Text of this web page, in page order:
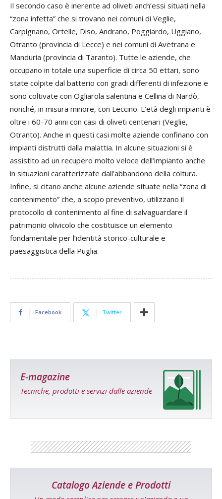
Il secondo caso è inerente ad oliveti anch’essi situati nella
“zona infetta” che si trovano nei comuni di Veglie,
Carpignano, Ortelle, Diso, Andrano, Poggiardo, Uggiano,
Otranto (provincia di Lecce) e nei comuni di Avetrana e
Manduria (provincia di Taranto). Tutte le aziende, che
occupano in totale una superficie di circa 50 ettari, sono
state colpite dal batterio con gradi differenti di infezione e
sono coltivate con Ogliarola salentina e Cellina di Nardò,
nonché, in misura minore, con Leccino. L’età degli impianti è
oltre i 60-70 anni con casi di oliveti centenari (Veglie,
Otranto). Anche in questi casi molte aziende confinano con
impianti distrutti dalla malattia. In alcune situazioni si è
assistito ad un recupero molto veloce dell’impianto anche
in situazioni caratterizzate dall’abbandono della coltura.
Infine, si citano anche alcune aziende situate nella “zona di
contenimento” che, a scopo preventivo, utilizzano il
protocollo di contenimento al fine di salvaguardare il
patrimonio olivicolo che costituisce un elemento
fondamentale per l’identità storico-culturale e
paesaggistica della Puglia.
Facebook Twitter
E-magazine
Tecniche, prodotti e servizi dalle aziende
Catalogo Aziende e Prodotti